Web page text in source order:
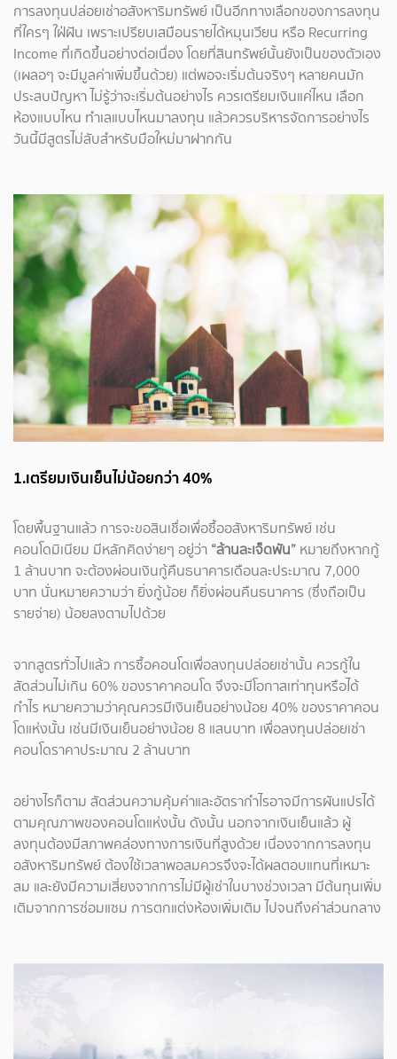
การลงทุนปล่อยเช่าอสังหาริมทรัพย์ เป็นอีกทางเลือกของการลงทุน
ที่ใครๆ ใฝ่ฝัน เพราะเปรียบเสมือนรายได้หมุนเวียน หรือ Recurring
Income ที่เกิดขึ้นอย่างต่อเนื่อง โดยที่สินทรัพย์นั้นยังเป็นของตัวเอง
(เผลอๆ จะมีมูลค่าเพิ่มขึ้นด้วย) แต่พอจะเริ่มต้นจริงๆ หลายคนมัก
ประสบปัญหา ไม่รู้ว่าจะเริ่มต้นอย่างไร ควรเตรียมเงินแค่ไหน เลือก
ห้องแบบไหน ทำเลแบบไหนมาลงทุน แล้วควรบริหารจัดการอย่างไร
วันนี้มีสูตรไม่ลับสำหรับมือใหม่มาฝากกัน
1.เตรียมเงินเย็นไม่น้อยกว่า 40%
โดยพื้นฐานแล้ว การจะขอสินเชื่อเพื่อซื้ออสังหาริมทรัพย์ เช่น
คอนโดมิเนียม มีหลักคิดง่ายๆ อยู่ว่า “ล้านละเจ็ดพัน” หมายถึงหากกู้
1 ล้านบาท จะต้องผ่อนเงินกู้คืนธนาคารเดือนละประมาณ 7,000
บาท นั่นหมายความว่า ยิ่งกู้น้อย ก็ยิ่งผ่อนคืนธนาคาร (ซึ่งถือเป็น
รายจ่าย) น้อยลงตามไปด้วย
จากสูตรทั่วไปแล้ว การซื้อคอนโดเพื่อลงทุนปล่อยเช่านั้น ควรกู้ใน
สัดส่วนไม่เกิน 60% ของราคาคอนโด จึงจะมีโอกาสเท่าทุนหรือได้
กำไร หมายความว่าคุณควรมีเงินเย็นอย่างน้อย 40% ของราคาคอน
โดแห่งนั้น เช่นมีเงินเย็นอย่างน้อย 8 แสนบาท เพื่อลงทุนปล่อยเช่า
คอนโดราคาประมาณ 2 ล้านบาท
อย่างไรก็ตาม สัดส่วนความคุ้มค่าและอัตรากำไรอาจมีการผันแปรได้
ตามคุณภาพของคอนโดแห่งนั้น ดังนั้น นอกจากเงินเย็นแล้ว ผู้
ลงทุนต้องมีสภาพคล่องทางการเงินที่สูงด้วย เนื่องจากการลงทุน
อสังหาริมทรัพย์ ต้องใช้เวลาพอสมควรจึงจะได้ผลตอบแทนที่เหมาะ
สม และยังมีความเสี่ยงจากการไม่มีผู้เช่าในบางช่วงเวลา มีต้นทุนเพิ่ม
เติมจากการซ่อมแซม การตกแต่งห้องเพิ่มเติม ไปจนถึงค่าส่วนกลาง